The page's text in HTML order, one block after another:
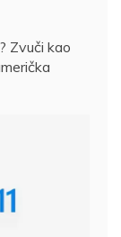
Zvuči kao